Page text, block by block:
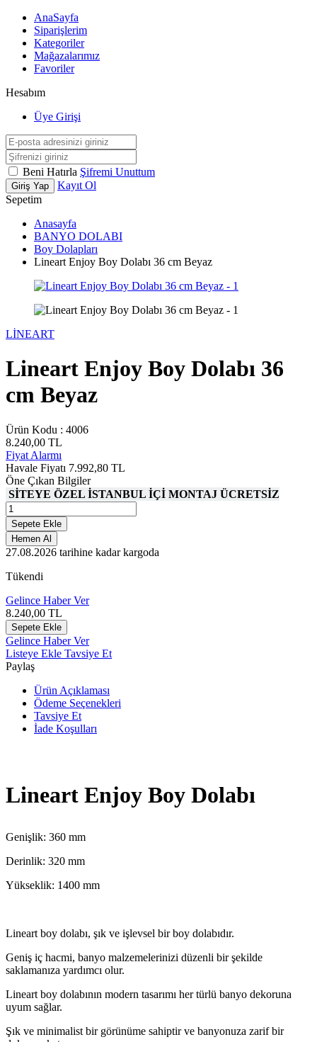
AnaSayfa
Siparişlerim
Kategoriler
Mağazalarımız
Favoriler
Hesabım
Üye Girişi
Beni Hatırla Şifremi Unuttum
Giriş Yap
Kayıt Ol
Sepetim
Anasayfa
BANYO DOLABI
Boy Dolapları
Lineart Enjoy Boy Dolabı 36 cm Beyaz
LİNEART
Lineart Enjoy Boy Dolabı 36
cm Beyaz
Ürün Kodu : 4006
8.240,00 TL
Fiyat Alarmı
Havale Fiyatı 7.992,80 TL
Öne Çıkan Bilgiler
SİTEYE ÖZEL İSTANBUL İÇİ MONTAJ ÜCRETSİZ
Sepete Ekle
Hemen Al
27.08.2026 tarihine kadar kargoda
Tükendi
Gelince Haber Ver
8.240,00 TL
Sepete Ekle
Gelince Haber Ver
Listeye Ekle Tavsiye Et
Paylaş
Ürün Açıklaması
Ödeme Seçenekleri
Tavsiye Et
İade Koşulları
Lineart Enjoy Boy Dolabı
Genişlik: 360 mm
Derinlik: 320 mm
Yükseklik: 1400 mm
Lineart boy dolabı, şık ve işlevsel bir boy dolabıdır.
Geniş iç hacmi, banyo malzemelerinizi düzenli bir şekilde
saklamanıza yardımcı olur.
Lineart boy dolabının modern tasarımı her türlü banyo dekoruna
uyum sağlar.
Şık ve minimalist bir görünüme sahiptir ve banyonuza zarif bir